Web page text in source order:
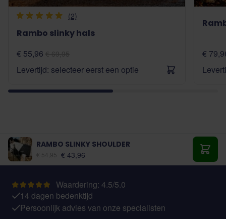
(2)
Rambo slinky hals
€ 55,96
Levertijd: selecteer eerst een optie
€
RAMBO SLINKY SHOULDER
Vanaf:
€ 43,96
Waardering: 4.5/5.0
14 dagen bedenktijd
Persoonlijk advies van onze specialisten